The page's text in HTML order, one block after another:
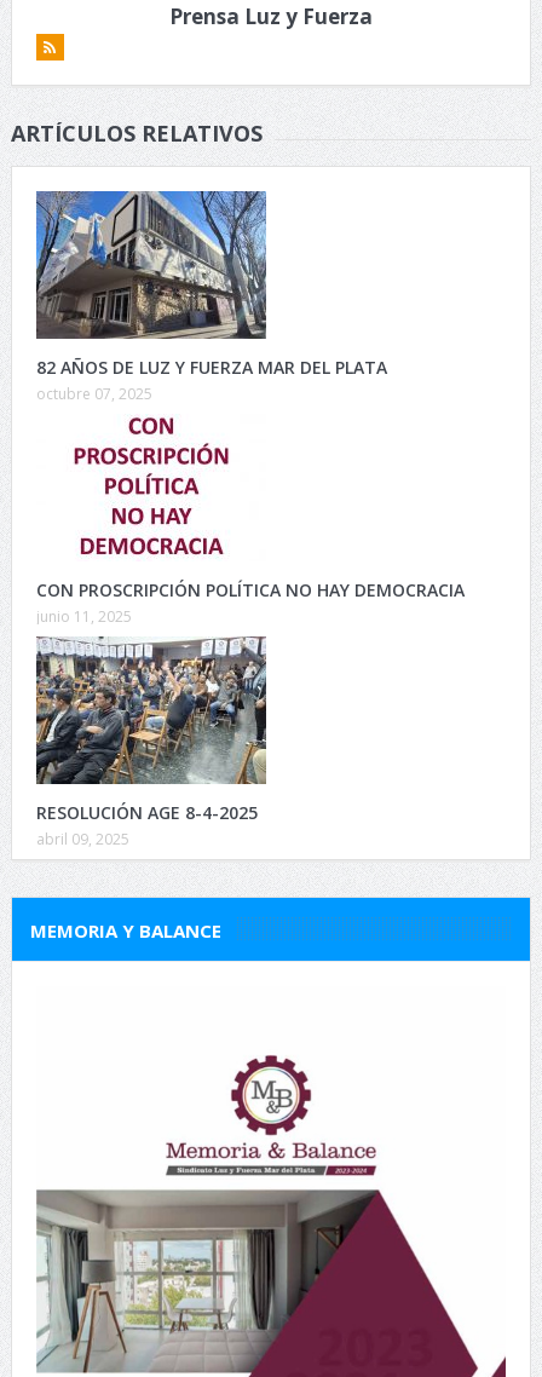
Prensa Luz y Fuerza
ARTÍCULOS RELATIVOS
82 AÑOS DE LUZ Y FUERZA MAR DEL PLATA
octubre 07, 2025
CON PROSCRIPCIÓN POLÍTICA NO HAY DEMOCRACIA
junio 11, 2025
RESOLUCIÓN AGE 8-4-2025
abril 09, 2025
MEMORIA Y BALANCE